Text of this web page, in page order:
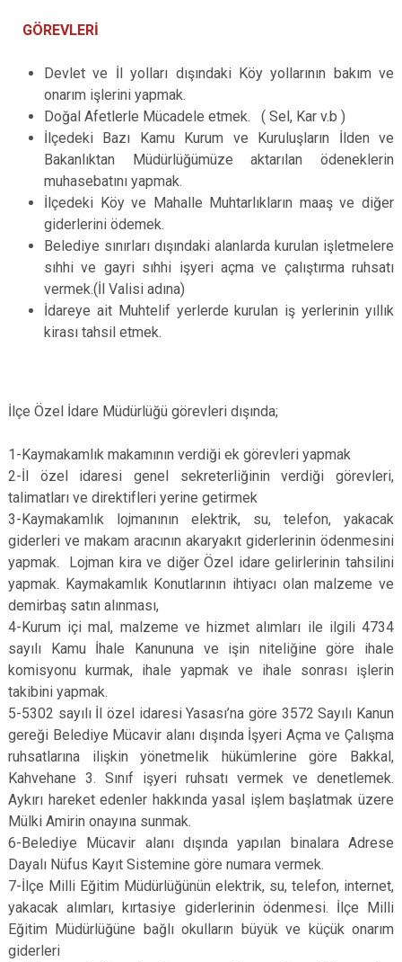
GÖREVLERİ
Devlet ve İl yolları dışındaki Köy yollarının bakım ve
onarım işlerini yapmak.
Doğal Afetlerle Mücadele etmek. ( Sel, Kar v.b )
İlçedeki Bazı Kamu Kurum ve Kuruluşların İlden ve
Bakanlıktan Müdürlüğümüze aktarılan ödeneklerin
muhasebatını yapmak.
İlçedeki Köy ve Mahalle Muhtarlıkların maaş ve diğer
giderlerini ödemek.
Belediye sınırları dışındaki alanlarda kurulan işletmelere
sıhhi ve gayri sıhhi işyeri açma ve çalıştırma ruhsatı
vermek.(İl Valisi adına)
İdareye ait Muhtelif yerlerde kurulan iş yerlerinin yıllık
kirası tahsil etmek.
İlçe Özel İdare Müdürlüğü görevleri dışında;
1-Kaymakamlık makamının verdiği ek görevleri yapmak
2-İl özel idaresi genel sekreterliğinin verdiği görevleri,
talimatları ve direktifleri yerine getirmek
3-Kaymakamlık lojmanının elektrik, su, telefon, yakacak
giderleri ve makam aracının akaryakıt giderlerinin ödenmesini
yapmak. Lojman kira ve diğer Özel idare gelirlerinin tahsilini
yapmak. Kaymakamlık Konutlarının ihtiyacı olan malzeme ve
demirbaş satın alınması,
4-Kurum içi mal, malzeme ve hizmet alımları ile ilgili 4734
sayılı Kamu İhale Kanununa ve işin niteliğine göre ihale
komisyonu kurmak, ihale yapmak ve ihale sonrası işlerin
takibini yapmak.
5-5302 sayılı İl özel idaresi Yasası’na göre 3572 Sayılı Kanun
gereği Belediye Mücavir alanı dışında İşyeri Açma ve Çalışma
ruhsatlarına ilişkin yönetmelik hükümlerine göre Bakkal,
Kahvehane 3. Sınıf işyeri ruhsatı vermek ve denetlemek.
Aykırı hareket edenler hakkında yasal işlem başlatmak üzere
Mülki Amirin onayına sunmak.
6-Belediye Mücavir alanı dışında yapılan binalara Adrese
Dayalı Nüfus Kayıt Sistemine göre numara vermek.
7-İlçe Milli Eğitim Müdürlüğünün elektrik, su, telefon, internet,
yakacak alımları, kırtasiye giderlerinin ödenmesi. İlçe Milli
Eğitim Müdürlüğüne bağlı okulların büyük ve küçük onarım
giderleri